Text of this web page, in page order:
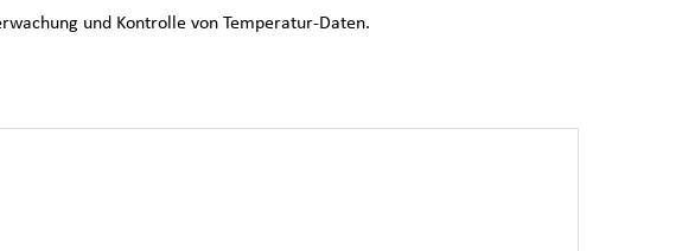
und Kontrolle von Temperatur-Daten.